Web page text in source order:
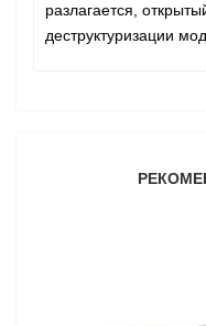
разлагается,
деструктуризации